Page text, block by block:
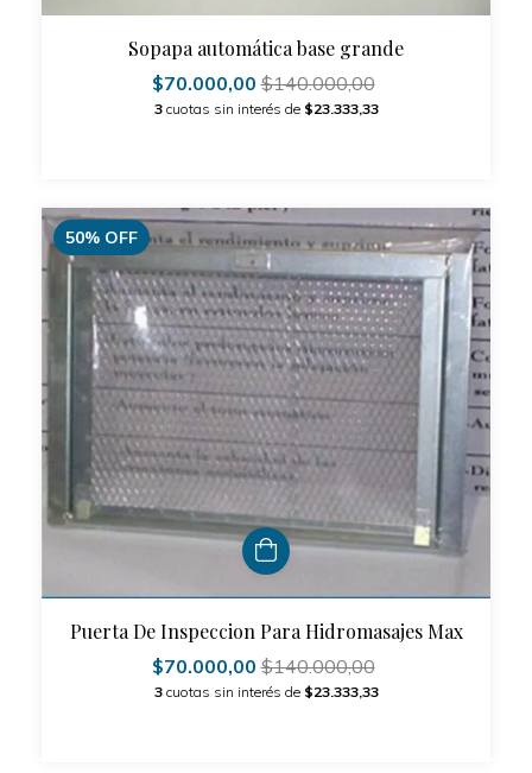
Sopapa automática base grande
$70.000,00$140.000,00
3 cuotas sin interés de $23.333,33
50% OFF
Puerta De Inspeccion Para Hidromasajes Max
$70.000,00$140.000,00
3 cuotas sin interés de $23.333,33